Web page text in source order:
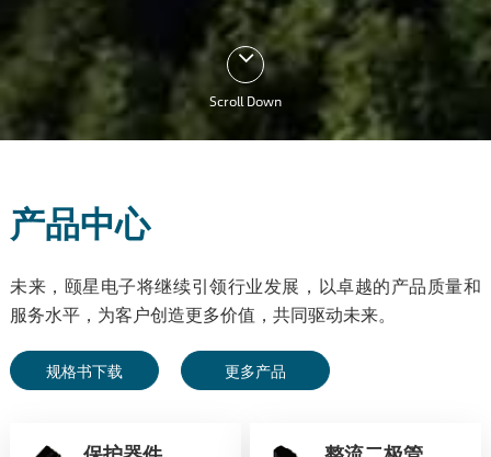
Scroll Down
产品中心
未来，颐星电子将继续引领行业发展，以卓越的产品质量和
服务水平，为客户创造更多价值，共同驱动未来。
规格书下载 更多产品